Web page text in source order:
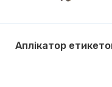
Аплікатор